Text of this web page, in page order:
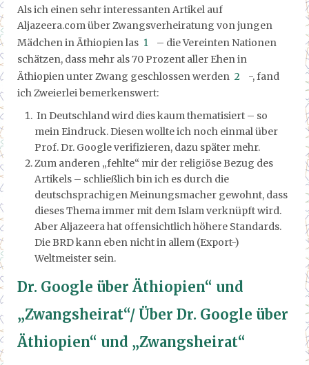
Als ich einen sehr interessanten Artikel auf
Aljazeera.com über Zwangsverheiratung von jungen
Mädchen in Äthiopien las 1
– die Vereinten Nationen
schätzen, dass mehr als 70 Prozent aller Ehen in
Äthiopien unter Zwang geschlossen werden 2
-, fand
ich Zweierlei bemerkenswert:
In Deutschland wird dies kaum thematisiert – so
mein Eindruck. Diesen wollte ich noch einmal über
Prof. Dr. Google verifizieren, dazu später mehr.
Zum anderen „fehlte“ mir der religiöse Bezug des
Artikels – schließlich bin ich es durch die
deutschsprachigen Meinungsmacher gewohnt, dass
dieses Thema immer mit dem Islam verknüpft wird.
Aber Aljazeera hat offensichtlich höhere Standards.
Die BRD kann eben nicht in allem (Export-)
Weltmeister sein.
Dr. Google über Äthiopien“ und
„Zwangsheirat“/ Über Dr. Google über
Äthiopien“ und „Zwangsheirat“